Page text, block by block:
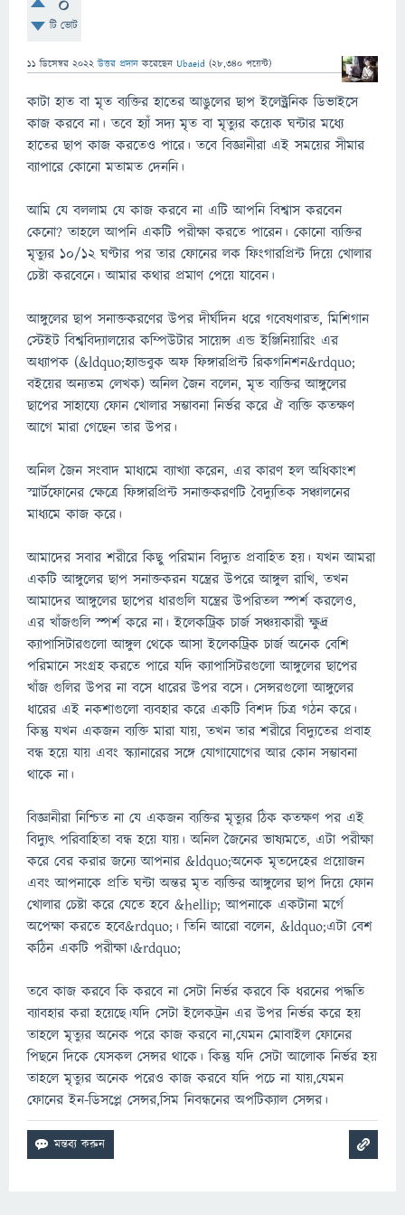
টি ভোট
11 ডিসেম্বর 2022 উত্তর প্রদান করেছেন Ubaeid (28,340 পয়েন্ট)
কাটা হাত বা মৃত ব্যক্তির হাতের আঙুলের ছাপ ইলেক্ট্রনিক ডিভাইসে
কাজ করবে না। তবে হ্যাঁ সদ্য মৃত বা মৃত্যুর কয়েক ঘন্টার মধ্যে
হাতের ছাপ কাজ করতেও পারে। তবে বিজ্ঞানীরা এই সময়ের সীমার
ব্যাপারে কোনো মতামত দেননি।
আমি যে বললাম যে কাজ করবে না এটি আপনি বিশ্বাস করবেন
কেনো? তাহলে আপনি একটি পরীক্ষা করতে পারেন। কোনো ব্যক্তির
মৃত্যুর ১০/১২ ঘণ্টার পর তার ফোনের লক ফিংগারপ্রিন্ট দিয়ে খোলার
চেষ্টা করবেনে। আমার কথার প্রমাণ পেয়ে যাবেন।
আঙ্গুলের ছাপ সনাক্তকরণের উপর দীর্ঘদিন ধরে গবেষণারত, মিশিগান
স্টেইট বিশ্ববিদ্যালয়ের কম্পিউটার সায়েন্স এন্ড ইঞ্জিনিয়ারিং এর
অধ্যাপক (&ldquo;হ্যান্ডবুক অফ ফিঙ্গারপ্রিন্ট রিকগনিশন&rdquo;
বইয়ের অন্যতম লেখক) অনিল জৈন বলেন, মৃত ব্যক্তির আঙ্গুলের
ছাপের সাহায্যে ফোন খোলার সম্ভাবনা নির্ভর করে ঐ ব্যক্তি কতক্ষণ
আগে মারা গেছেন তার উপর।
অনিল জৈন সংবাদ মাধ্যমে ব্যাখ্যা করেন, এর কারণ হল অধিকাংশ
স্মার্টফোনের ক্ষেত্রে ফিঙ্গারপ্রিন্ট সনাক্তকরণটি বৈদ্যুতিক সঞ্চালনের
মাধ্যমে কাজ করে।
আমাদের সবার শরীরে কিছু পরিমান বিদ্যুত প্রবাহিত হয়। যখন আমরা
একটি আঙ্গুলের ছাপ সনাক্তকরন যন্ত্রের উপরে আঙ্গুল রাখি, তখন
আমাদের আঙ্গুলের ছাপের ধারগুলি যন্ত্রের উপরিতল স্পর্শ করলেও,
এর খাঁজগুলি স্পর্শ করে না। ইলেকট্রিক চার্জ সঞ্চয়কারী ক্ষুদ্র
ক্যাপাসিটারগুলো আঙ্গুল থেকে আসা ইলেকট্রিক চার্জ অনেক বেশি
পরিমানে সংগ্রহ করতে পারে যদি ক্যাপাসিটরগুলো আঙ্গুলের ছাপের
খাঁজ গুলির উপর না বসে ধারের উপর বসে। সেন্সরগুলো আঙ্গুলের
ধারের এই নকশাগুলো ব্যবহার করে একটি বিশদ চিত্র গঠন করে।
কিন্তু যখন একজন ব্যক্তি মারা যায়, তখন তার শরীরে বিদ্যুতের প্রবাহ
বন্ধ হয়ে যায় এবং স্ক্যানারের সঙ্গে যোগাযোগের আর কোন সম্ভাবনা
থাকে না।
বিজ্ঞানীরা নিশ্চিত না যে একজন ব্যক্তির মৃত্যুর ঠিক কতক্ষণ পর এই
বিদ্যুৎ পরিবাহিতা বন্ধ হয়ে যায়। অনিল জৈনের ভাষ্যমতে, এটা পরীক্ষা
করে বের করার জন্যে আপনার &ldquo;অনেক মৃতদেহের প্রয়োজন
এবং আপনাকে প্রতি ঘন্টা অন্তর মৃত ব্যক্তির আঙ্গুলের ছাপ দিয়ে ফোন
খোলার চেষ্টা করে যেতে হবে &hellip; আপনাকে একটানা মর্গে
অপেক্ষা করতে হবে&rdquo;। তিনি আরো বলেন, &ldquo;এটা বেশ
কঠিন একটি পরীক্ষা।&rdquo;
তবে কাজ করবে কি করবে না সেটা নির্ভর করবে কি ধরনের পদ্ধতি
ব্যাবহার করা হয়েছে।যদি সেটা ইলেকট্রন এর উপর নির্ভর করে হয়
তাহলে মৃত্যুর অনেক পরে কাজ করবে না,যেমন মোবাইল ফোনের
পিছনে দিকে যেসকল সেন্সর থাকে। কিন্তু যদি সেটা আলোক নির্ভর হয়
তাহলে মৃত্যুর অনেক পরেও কাজ করবে যদি পচে না যায়,যেমন
ফোনের ইন-ডিসপ্লে সেন্সর,সিম নিবন্ধনের অপটিক্যাল সেন্সর।